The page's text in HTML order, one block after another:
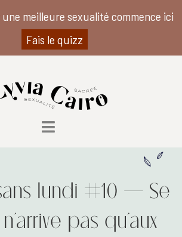
lundi #10 – Se
pas qu’aux
meilleure sexualité commence ici
Fais le quizz